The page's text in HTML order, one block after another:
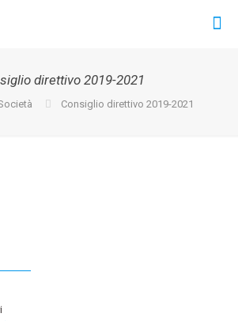
direttivo 2019-2021
Consiglio direttivo 2019-2021